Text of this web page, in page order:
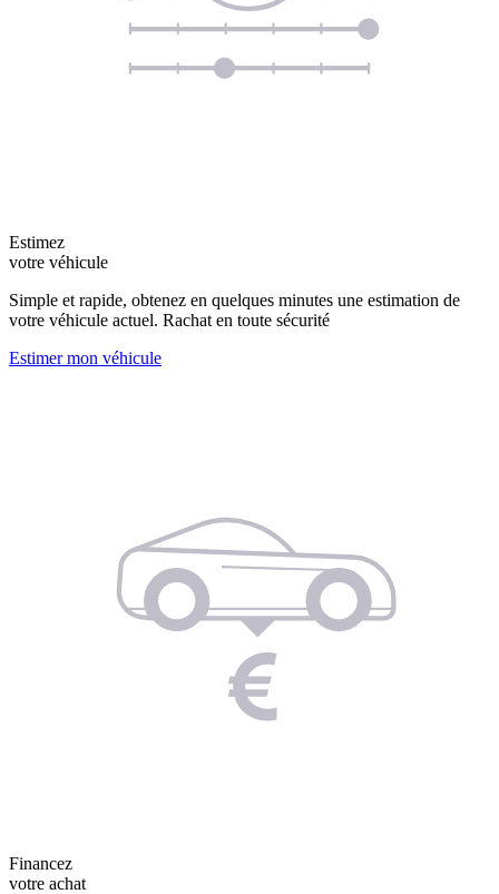
Estimez
votre véhicule
Simple et rapide, obtenez en quelques minutes une estimation de
votre véhicule actuel. Rachat en toute sécurité
Estimer mon véhicule
Financez
votre achat